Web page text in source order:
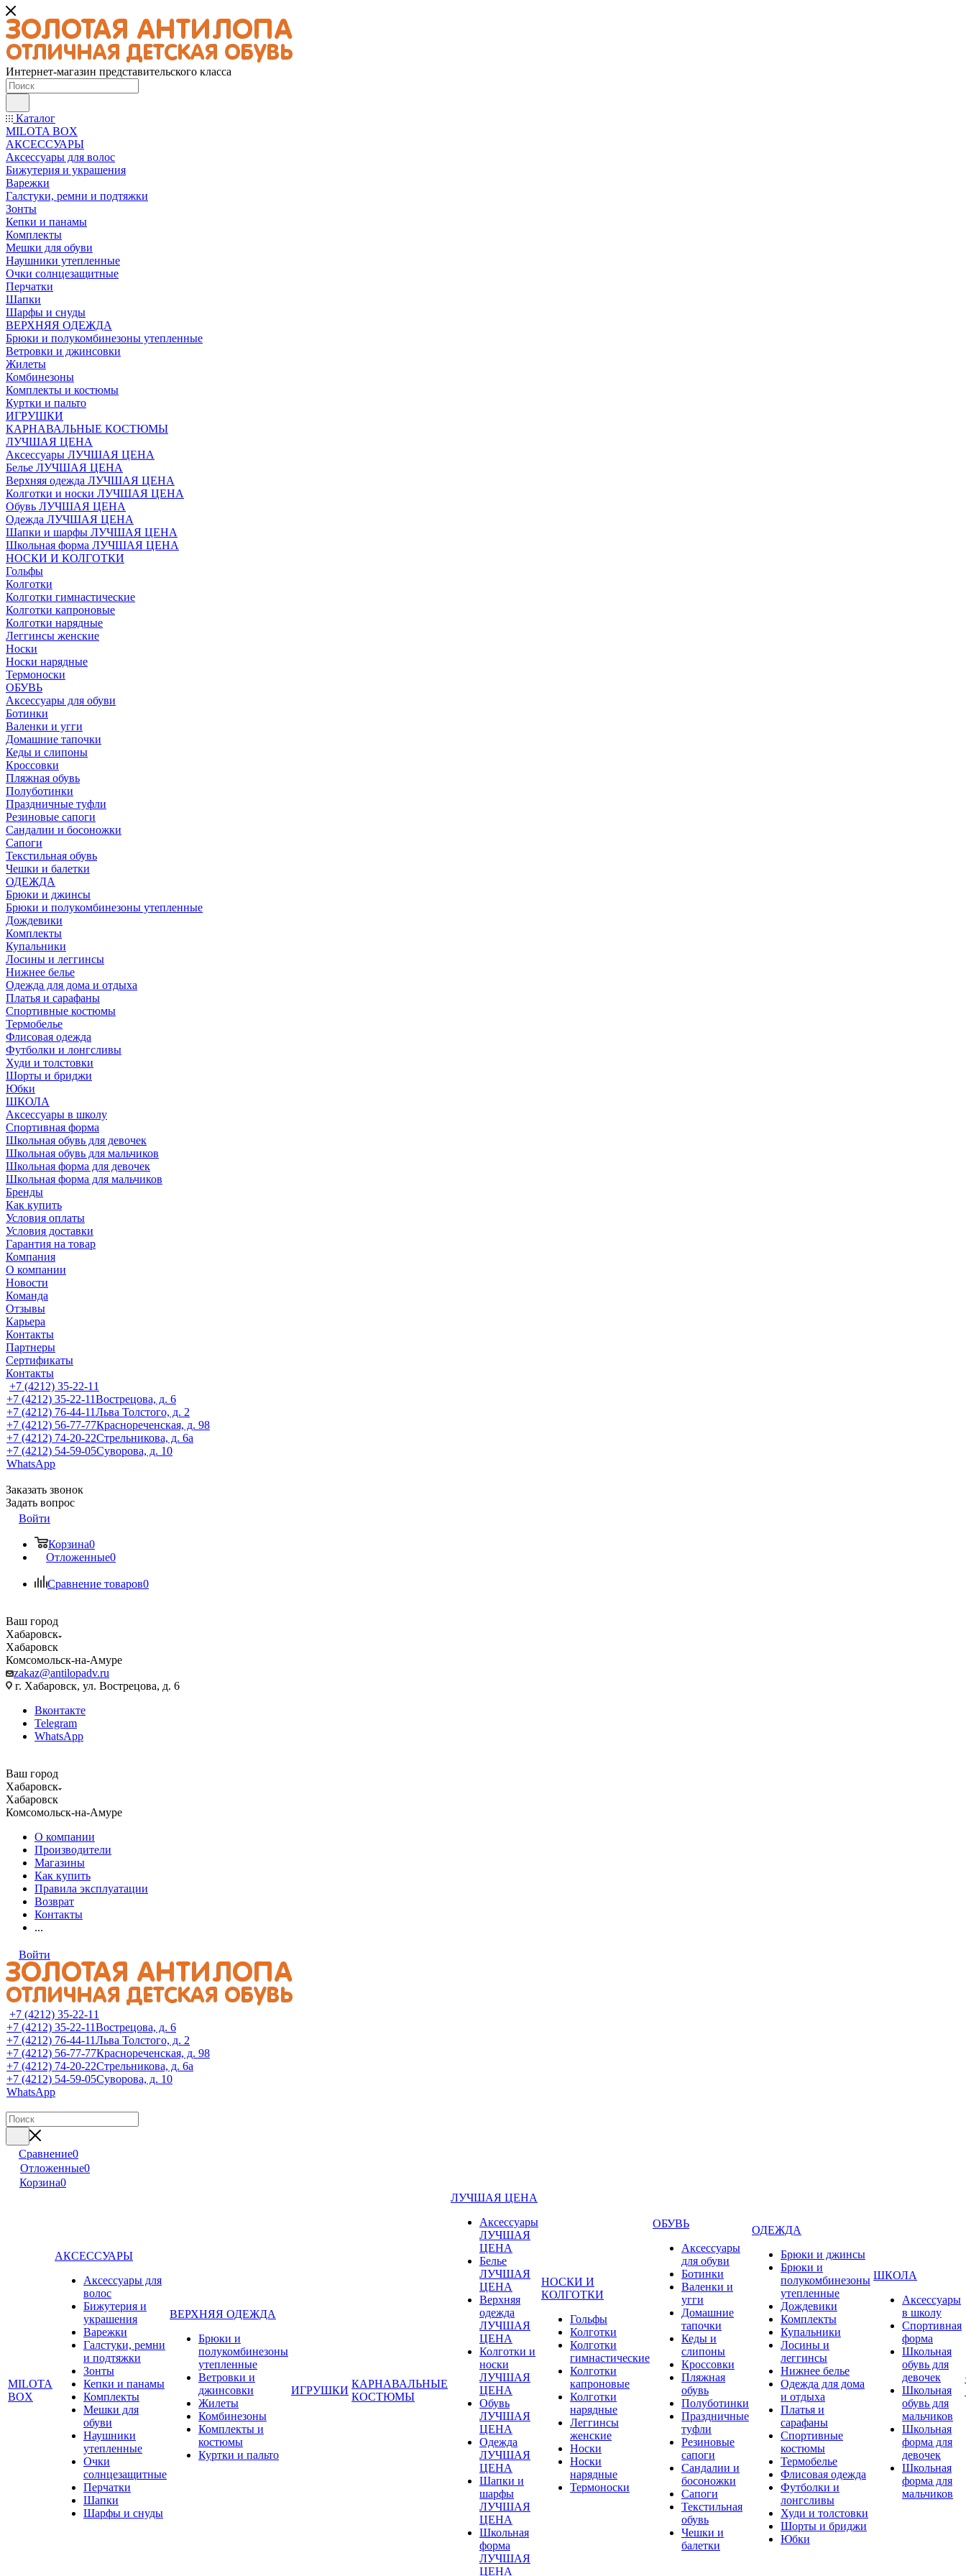
Интернет-магазин представительского класса
Каталог
MILOTA BOX
АКСЕССУАРЫ
Аксессуары для волос
Бижутерия и украшения
Варежки
Галстуки, ремни и подтяжки
Зонты
Кепки и панамы
Комплекты
Мешки для обуви
Наушники утепленные
Очки солнцезащитные
Перчатки
Шапки
Шарфы и снуды
ВЕРХНЯЯ ОДЕЖДА
Брюки и полукомбинезоны утепленные
Ветровки и джинсовки
Жилеты
Комбинезоны
Комплекты и костюмы
Куртки и пальто
ИГРУШКИ
КАРНАВАЛЬНЫЕ КОСТЮМЫ
ЛУЧШАЯ ЦЕНА
Аксессуары ЛУЧШАЯ ЦЕНА
Белье ЛУЧШАЯ ЦЕНА
Верхняя одежда ЛУЧШАЯ ЦЕНА
Колготки и носки ЛУЧШАЯ ЦЕНА
Обувь ЛУЧШАЯ ЦЕНА
Одежда ЛУЧШАЯ ЦЕНА
Шапки и шарфы ЛУЧШАЯ ЦЕНА
Школьная форма ЛУЧШАЯ ЦЕНА
НОСКИ И КОЛГОТКИ
Гольфы
Колготки
Колготки гимнастические
Колготки капроновые
Колготки нарядные
Леггинсы женские
Носки
Носки нарядные
Термоноски
ОБУВЬ
Аксессуары для обуви
Ботинки
Валенки и угги
Домашние тапочки
Кеды и слипоны
Кроссовки
Пляжная обувь
Полуботинки
Праздничные туфли
Резиновые сапоги
Сандалии и босоножки
Сапоги
Текстильная обувь
Чешки и балетки
ОДЕЖДА
Брюки и джинсы
Брюки и полукомбинезоны утепленные
Дождевики
Комплекты
Купальники
Лосины и леггинсы
Нижнее белье
Одежда для дома и отдыха
Платья и сарафаны
Спортивные костюмы
Термобелье
Флисовая одежда
Футболки и лонгсливы
Худи и толстовки
Шорты и бриджи
Юбки
ШКОЛА
Аксессуары в школу
Спортивная форма
Школьная обувь для девочек
Школьная обувь для мальчиков
Школьная форма для девочек
Школьная форма для мальчиков
Бренды
Как купить
Условия оплаты
Условия доставки
Гарантия на товар
Компания
О компании
Новости
Команда
Отзывы
Карьера
Контакты
Партнеры
Сертификаты
Контакты
+7 (4212) 35-22-11
+7 (4212) 35-22-11Вострецова, д. 6
+7 (4212) 76-44-11Льва Толстого, д. 2
+7 (4212) 56-77-77Краснореченская, д. 98
+7 (4212) 74-20-22Стрельникова, д. 6а
+7 (4212) 54-59-05Суворова, д. 10
WhatsApp
Заказать звонок
Задать вопрос
Войти
Корзина0
Отложенные0
Сравнение товаров0
Ваш город
Хабаровск
Хабаровск
Комсомольск-на-Амуре
zakaz@antilopadv.ru
г. Хабаровск, ул. Вострецова, д. 6
Вконтакте
Telegram
WhatsApp
Ваш город
Хабаровск
Хабаровск
Комсомольск-на-Амуре
О компании
Производители
Магазины
Как купить
Правила эксплуатации
Возврат
Контакты
...
Войти
+7 (4212) 35-22-11
+7 (4212) 35-22-11Вострецова, д. 6
+7 (4212) 76-44-11Льва Толстого, д. 2
+7 (4212) 56-77-77Краснореченская, д. 98
+7 (4212) 74-20-22Стрельникова, д. 6а
+7 (4212) 54-59-05Суворова, д. 10
WhatsApp
Сравнение0
Отложенные0
Корзина0
MILOTA
BOX
АКСЕССУАРЫ
Аксессуары для
волос
Бижутерия и
украшения
Варежки
Галстуки, ремни
и подтяжки
Зонты
Кепки и панамы
Комплекты
Мешки для
обуви
Наушники
утепленные
Очки
солнцезащитные
Перчатки
Шапки
Шарфы и снуды
ВЕРХНЯЯ ОДЕЖДА
Брюки и
полукомбинезоны
утепленные
Ветровки и
джинсовки
Жилеты
Комбинезоны
Комплекты и
костюмы
Куртки и пальто
ИГРУШКИ
КАРНАВАЛЬНЫЕ
КОСТЮМЫ
ЛУЧШАЯ ЦЕНА
Аксессуары
ЛУЧШАЯ
ЦЕНА
Белье
ЛУЧШАЯ
ЦЕНА
Верхняя
одежда
ЛУЧШАЯ
ЦЕНА
Колготки и
носки
ЛУЧШАЯ
ЦЕНА
Обувь
ЛУЧШАЯ
ЦЕНА
Одежда
ЛУЧШАЯ
ЦЕНА
Шапки и
шарфы
ЛУЧШАЯ
ЦЕНА
Школьная
форма
ЛУЧШАЯ
ЦЕНА
НОСКИ И
КОЛГОТКИ
Гольфы
Колготки
Колготки
гимнастические
Колготки
капроновые
Колготки
нарядные
Леггинсы
женские
Носки
Носки
нарядные
Термоноски
ОБУВЬ
Аксессуары
для обуви
Ботинки
Валенки и
угги
Домашние
тапочки
Кеды и
слипоны
Кроссовки
Пляжная
обувь
Полуботинки
Праздничные
туфли
Резиновые
сапоги
Сандалии и
босоножки
Сапоги
Текстильная
обувь
Чешки и
балетки
ОДЕЖДА
Брюки и джинсы
Брюки и
полукомбинезоны
утепленные
Дождевики
Комплекты
Купальники
Лосины и
леггинсы
Нижнее белье
Одежда для дома
и отдыха
Платья и
сарафаны
Спортивные
костюмы
Термобелье
Флисовая одежда
Футболки и
лонгсливы
Худи и толстовки
Шорты и бриджи
Юбки
ШКОЛА
Аксессуары
в школу
Спортивная
форма
Школьная
обувь для
девочек
Школьная
обувь для
мальчиков
Школьная
форма для
девочек
Школьная
форма для
мальчиков